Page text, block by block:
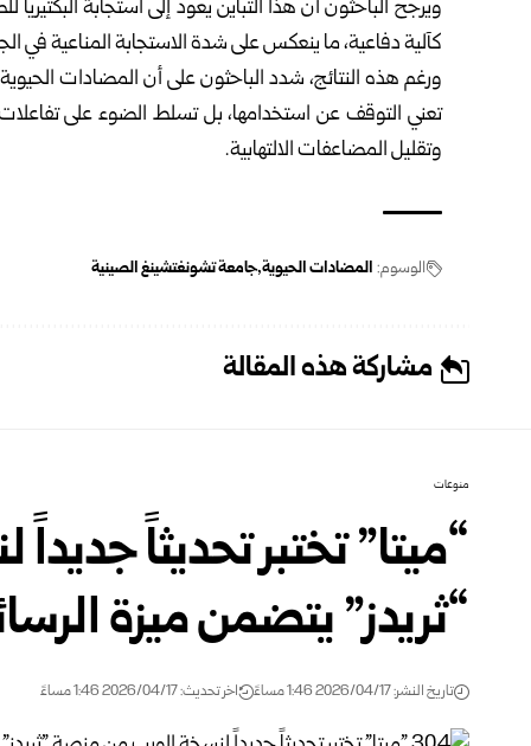
ويرجح الباحثون أن هذا التباين يعود إلى استجابة البكتيريا
كآلية دفاعية، ما ينعكس على شدة الاستجابة المناعية في
ورغم هذه النتائج، شدد الباحثون على أن المضادات
تعني التوقف عن استخدامها، بل تسلط الضوء على
وتقليل المضاعفات الالتهابية.
الوسوم: المضادات الحيوية جامعة تشونغتشينغ الصينية
مشاركة هذه المقالة
منوعات
“ميتا” تختبر تحديثاً
“ثريدز” يتضمن ميزة
تاريخ النشر: 2026/04/17 1:46 مساءً اخر تحديث: 2026/04/17 1:46 مساءً